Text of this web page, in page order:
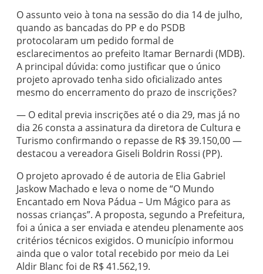
O assunto veio à tona na sessão do dia 14 de julho,
quando as bancadas do PP e do PSDB
protocolaram um pedido formal de
esclarecimentos ao prefeito Itamar Bernardi (MDB).
A principal dúvida: como justificar que o único
projeto aprovado tenha sido oficializado antes
mesmo do encerramento do prazo de inscrições?
— O edital previa inscrições até o dia 29, mas já no
dia 26 consta a assinatura da diretora de Cultura e
Turismo confirmando o repasse de R$ 39.150,00 —
destacou a vereadora Giseli Boldrin Rossi (PP).
O projeto aprovado é de autoria de Elia Gabriel
Jaskow Machado e leva o nome de “O Mundo
Encantado em Nova Pádua – Um Mágico para as
nossas crianças”. A proposta, segundo a Prefeitura,
foi a única a ser enviada e atendeu plenamente aos
critérios técnicos exigidos. O município informou
ainda que o valor total recebido por meio da Lei
Aldir Blanc foi de R$ 41.562,19.